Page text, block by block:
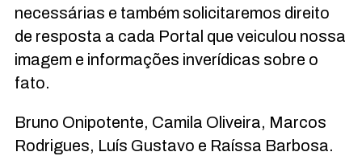
necessárias e também solicitaremos direito
de resposta a cada Portal que veiculou nossa
imagem e informações inverídicas sobre o
fato.
Bruno Onipotente, Camila Oliveira, Marcos
Rodrigues, Luís Gustavo e Raíssa Barbosa.